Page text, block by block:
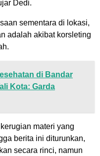
Dedi.
sementara di lokasi,
adalah akibat korsleting
di Bandar
Kota: Garda
materi yang
berita ini diturunkan,
secara rinci, namun